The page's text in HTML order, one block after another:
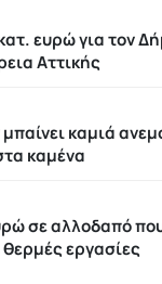
ευρώ για τον
Αττικής
καμιά
καμένα
σε αλλοδαπό
εργασίες